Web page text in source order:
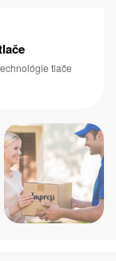
tlače